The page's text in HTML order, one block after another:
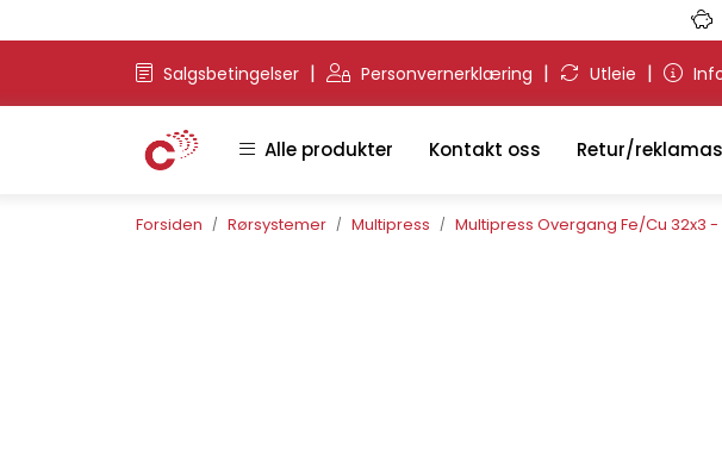
Salgsbetingelser | Personvernerklæring | Utleie |
Alle produkter Kontakt oss Retur/
Forsiden Rørsystemer Multipress Multipress Overgang Fe/Cu 32x3